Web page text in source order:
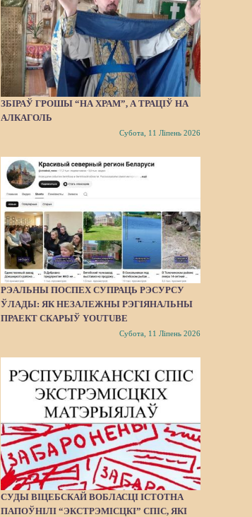
ЗБІРАЎ ГРОШЫ “НА ХРАМ”, А ТРАЦІЎ НА
АЛКАГОЛЬ
Субота, 11 Ліпень 2026
РЭАЛЬНЫ ПОСПЕХ СУПРАЦЬ РЭСУРСУ
ЎЛАДЫ: ЯК НЕЗАЛЕЖНЫ РЭГІЯНАЛЬНЫ
ПРАЕКТ СКАРЫЎ YOUTUBE
Субота, 11 Ліпень 2026
СУДЫ ВІЦЕБСКАЙ ВОБЛАСЦІ ІСТОТНА
ПАПОЎНІЛІ “ЭКСТРЭМІСЦКІ” СПІС, ЯКІ